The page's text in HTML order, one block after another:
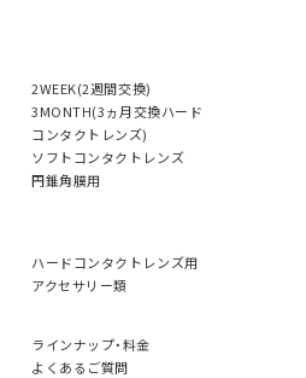
2WEEK(2週間交換)
3MONTH(3ヵ月交換ハード
コンタクトレンズ)
ソフトコンタクトレンズ
円錐角膜用
ハードコンタクトレンズ用
アクセサリー類
ラインナップ・料金
よくあるご質問